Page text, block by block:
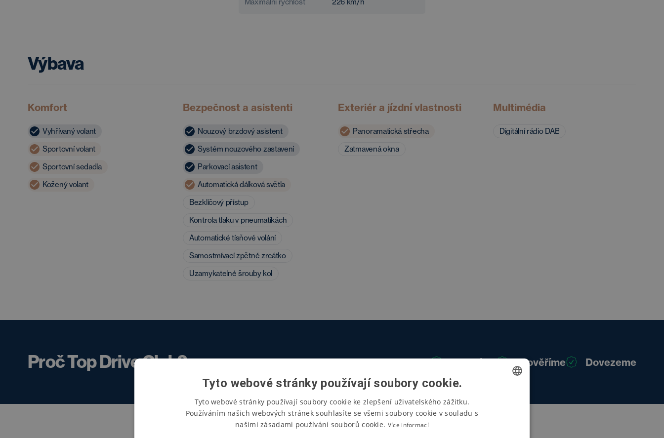
Výbava
Komfort
Vyhřívaný volant
Sportovní volant
Sportovní sedadla
Kožený volant
Bezpečnost a asistenti
Nouzový brzdový asistent
Systém nouzového zastavení
Parkovací asistent
Automatická dálková světla
Bezklíčový přístup
Kontrola tlaku v pneumatikách
Automatické tísňové volání
Samostmívací zpětné zrcátko
Uzamykatelné šrouby kol
Exteriér a jízdní vlastnosti
Panoramatická střecha
Zatmavená okna
Multimédia
Digitální rádio DAB
Proč Top Drive Club? Poradíme Prověříme Dovezeme
Tyto webové stránky používají soubory cookie.
Tyto webové stránky používají soubory cookie ke zlepšení uživatelského zážitku.
Používáním našich webových stránek souhlasíte se všemi soubory cookie v souladu s
našimi zásadami používání souborů cookie. Více informací